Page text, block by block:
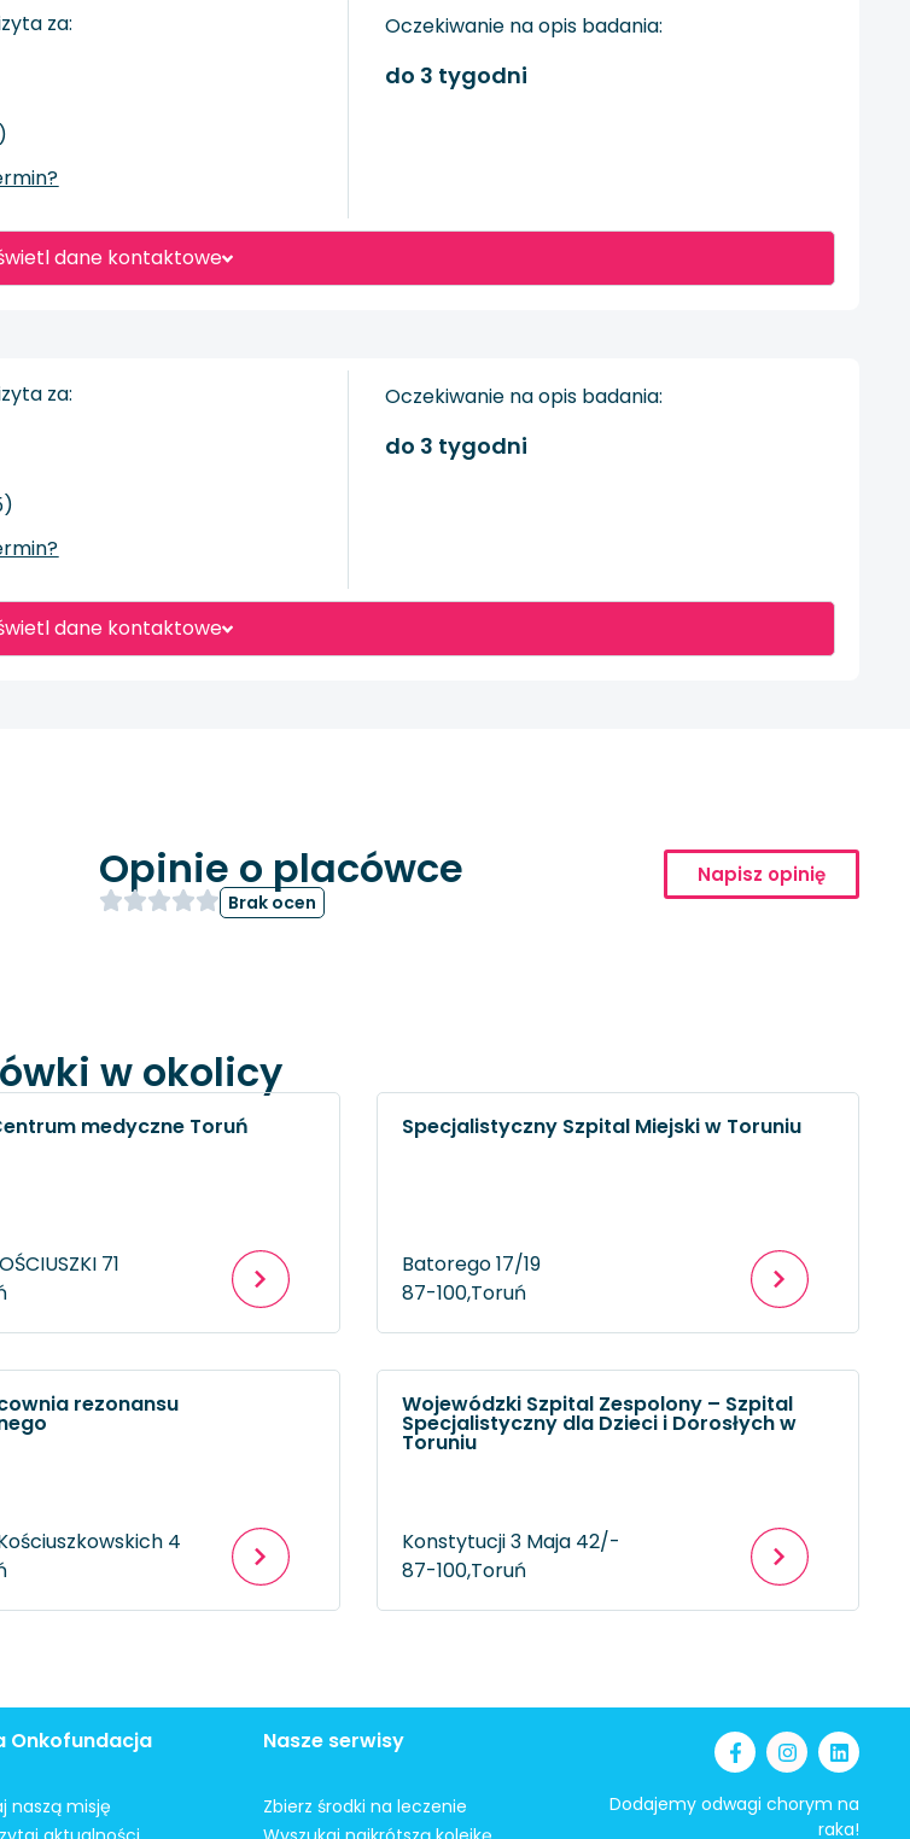
dane kontaktowe
za: Oczekiwanie na opis badania:
do 3 tygodni
dane kontaktowe
za: Oczekiwanie na opis badania:
do 3 tygodni
Opinie o placówce
Brak ocen
Napisz opinię
w okolicy
medyczne Toruń
71
Specjalistyczny Szpital Miejski w Toruniu
Batorego 17/19
87-100,Toruń
rezonansu
4
Wojewódzki Szpital Zespolony – Szpital
Specjalistyczny dla Dzieci i Dorosłych w
Toruniu
Konstytucji 3 Maja 42/-
87-100,Toruń
Onkofundacja
naszą misję
Nasze serwisy
Zbierz środki na leczenie
Dodajemy odwagi chorym na
raka!